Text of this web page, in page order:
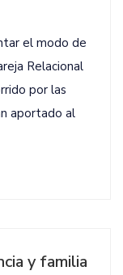
el modo de
Relacional
por las
aportado al
y familia